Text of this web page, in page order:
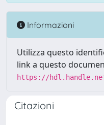
Informazioni
Utilizza questo
link a questo
https://
Citazioni